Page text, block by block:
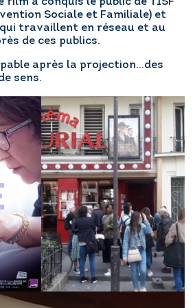
Sociale et Familiale) et
qui travaillent en réseau et au
de ces publics.
après la projection…des
sens.